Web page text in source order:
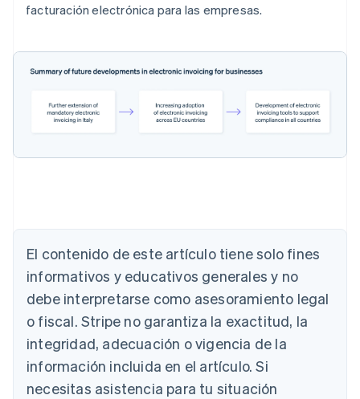
facturación electrónica para las empresas.
El contenido de este artículo tiene solo fines
informativos y educativos generales y no
debe interpretarse como asesoramiento legal
o fiscal. Stripe no garantiza la exactitud, la
integridad, adecuación o vigencia de la
información incluida en el artículo. Si
necesitas asistencia para tu situación
DeutschEnglish
Australia
English
Austria
DeutschEnglish
Nederlands FrançaisDeutsch English
Brasil
Português English
Bulgaria
English